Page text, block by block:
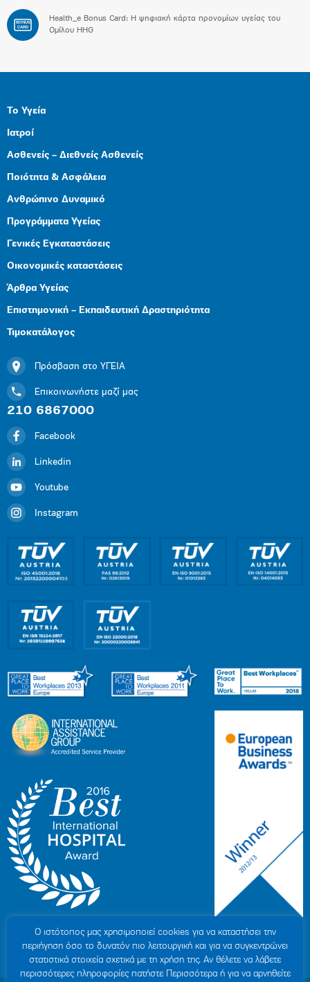
BONUS
CARD
Health_e Bonus Card: H ψηφιακή κάρτα προνομίων υγείας του
Ομίλου HHG
Το Υγεία
Ιατροί
Ασθενείς – Διεθνείς Ασθενείς
Ποιότητα & Ασφάλεια
Ανθρώπινο Δυναμικό
Προγράμματα Υγείας
Γενικές Εγκαταστάσεις
Οικονομικές καταστάσεις
Άρθρα Υγείας
Επιστημονική – Εκπαιδευτική Δραστηριότητα
Τιμοκατάλογος
Πρόσβαση στο ΥΓΕΙΑ
Επικοινωνήστε μαζί μας
210 6867000
Facebook
Linkedin
Youtube
Instagram
Ο ιστότοπoς μας χρησιμοποιεί cookies για να καταστήσει την
περιήγηση όσο το δυνατόν πιο λειτουργική και για να συγκεντρώνει
στατιστικά στοιχεία σχετικά με τη χρήση της. Αν θέλετε να λάβετε
περισσότερες πληροφορίες πατήστε Περισσότερα ή για να αρνηθείτε